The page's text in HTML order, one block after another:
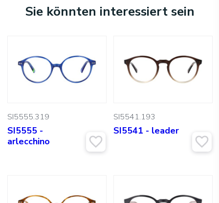
Sie könnten interessiert sein
SI5555.319
SI5555 -
arlecchino
SI5541.193
SI5541 - leader